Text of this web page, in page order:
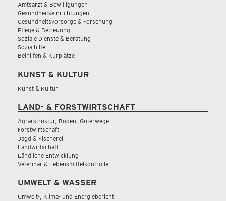
Amtsarzt & Bewilligungen
Gesundheitseinrichtungen
Gesundheitsvorsorge & Forschung
Pflege & Betreuung
Soziale Dienste & Beratung
Sozialhilfe
Beihilfen & Kurplätze
KUNST & KULTUR
Kunst & Kultur
LAND- & FORSTWIRTSCHAFT
Agrarstruktur, Boden, Güterwege
Forstwirtschaft
Jagd & Fischerei
Landwirtschaft
Ländliche Entwicklung
Veterinär & Lebensmittelkontrolle
UMWELT & WASSER
Umwelt-, Klima- und Energiebericht